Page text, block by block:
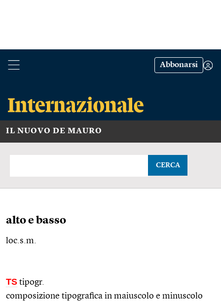
Abbonarsi
IL NUOVO DE MAURO
CERCA
alto e basso
loc.s.m.
TS tipogr.
composizione tipografica in maiuscolo e minuscolo